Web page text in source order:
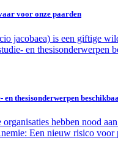
voor onze paarden
jacobaea) is een giftige
en thesisonderwerpen
hebben nood